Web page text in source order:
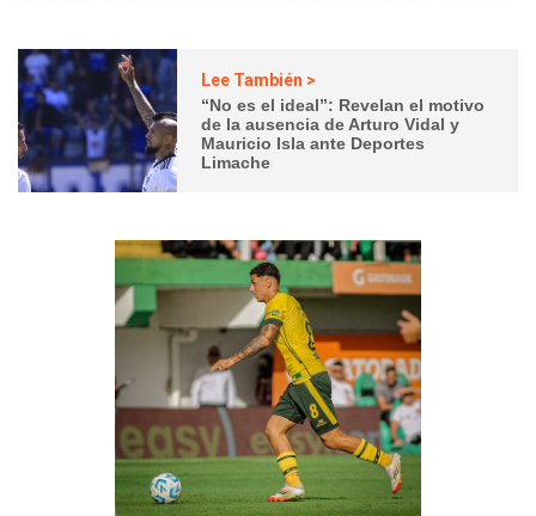
Lee También >
“No es el ideal”: Revelan el motivo
de la ausencia de Arturo Vidal y
Mauricio Isla ante Deportes
Limache